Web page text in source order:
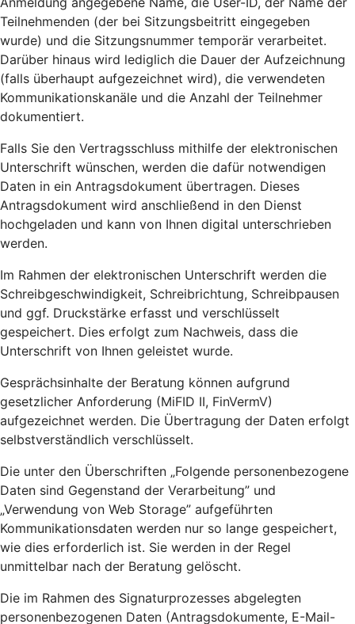
Teilnehmenden (der bei Sitzungsbeitritt eingegeben
wurde) und die Sitzungsnummer temporär verarbeitet.
Darüber hinaus wird lediglich die Dauer der Aufzeichnung
(falls überhaupt aufgezeichnet wird), die verwendeten
Kommunikationskanäle und die Anzahl der Teilnehmer
dokumentiert.
Falls Sie den Vertragsschluss mithilfe der elektronischen
Unterschrift wünschen, werden die dafür notwendigen
Daten in ein Antragsdokument übertragen. Dieses
Antragsdokument wird anschließend in den Dienst
hochgeladen und kann von Ihnen digital unterschrieben
werden.
Im Rahmen der elektronischen Unterschrift werden die
Schreibgeschwindigkeit, Schreibrichtung, Schreibpausen
und ggf. Druckstärke erfasst und verschlüsselt
gespeichert. Dies erfolgt zum Nachweis, dass die
Unterschrift von Ihnen geleistet wurde.
Gesprächsinhalte der Beratung können aufgrund
gesetzlicher Anforderung (MiFID II, FinVermV)
aufgezeichnet werden. Die Übertragung der Daten erfolgt
selbstverständlich verschlüsselt.
Die unter den Überschriften „Folgende personenbezogene
Daten sind Gegenstand der Verarbeitung” und
„Verwendung von Web Storage” aufgeführten
Kommunikationsdaten werden nur so lange gespeichert,
wie dies erforderlich ist. Sie werden in der Regel
unmittelbar nach der Beratung gelöscht.
Die im Rahmen des Signaturprozesses abgelegten
personenbezogenen Daten (Antragsdokumente, E-Mail-